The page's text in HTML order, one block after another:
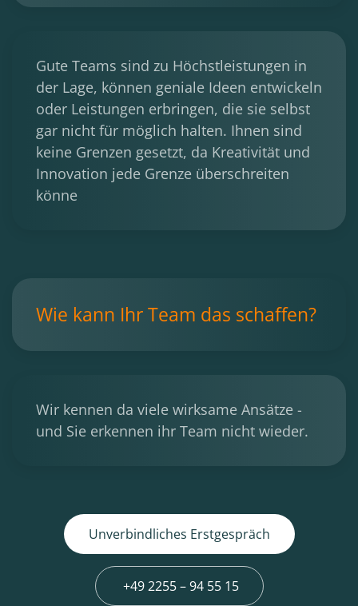
Gute Teams sind zu Höchstleistungen in
der Lage, können geniale Ideen entwickeln
oder Leistungen erbringen, die sie selbst
gar nicht für möglich halten. Ihnen sind
keine Grenzen gesetzt, da Kreativität und
Innovation jede Grenze überschreiten
könne
Wie kann Ihr Team das schaffen?
Wir kennen da viele wirksame Ansätze -
und Sie erkennen ihr Team nicht wieder.
Unverbindliches Erstgespräch
+49 2255 – 94 55 15